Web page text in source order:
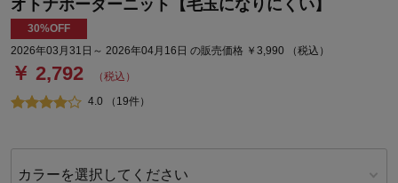
オトナボーダーニット【毛玉になりにくい】
30%OFF
2026年03月31日～ 2026年04月16日 の販売価格 ￥3,990 （税込）
￥ 2,792 （税込）
4.0 （19件）
カラーを選択してください